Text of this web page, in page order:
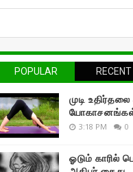
POPULAR RECENT
முடி
3:18 PM 0
ஓடும் காரில்